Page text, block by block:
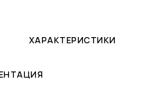
ХАРАКТЕРИСТИКИ